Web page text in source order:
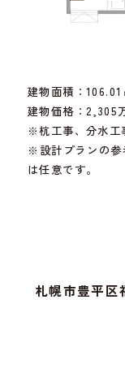
建物面積：106.01
建物価格：2,305
※杭工事、分水工
※設計プランの参
は任意です。
札幌市豊平区